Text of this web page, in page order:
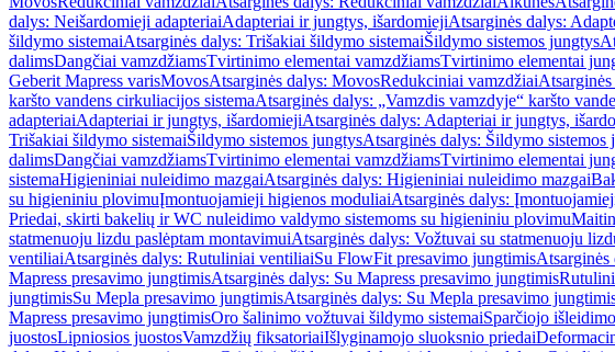
dalys: Neišardomieji adapteriaiAdapteriai ir jungtys, išardomiejiAtsarginės dalys:
šildymo sistemaiAtsarginės dalys: Trišakiai šildymo sistemaiŠildymo sistemos jungtys
dalimsDangčiai vamzdžiamsTvirtinimo elementai vamzdžiamsTvirtinimo elementai
Geberit Mapress varisMovosAtsarginės dalys: MovosRedukciniai vamzdžiai
karšto vandens cirkuliacijos sistemaAtsarginės dalys: „Vamzdis vamzdyje“ karšto
adapteriaiAdapteriai ir jungtys, išardomiejiAtsarginės dalys: Adapteriai ir jungtys,
Trišakiai šildymo sistemaiŠildymo sistemos jungtysAtsarginės dalys: Šildymo sistemos
dalimsDangčiai vamzdžiamsTvirtinimo elementai vamzdžiamsTvirtinimo elementai
sistemaHigieniniai nuleidimo mazgaiAtsarginės dalys: Higieniniai nuleidimo mazgai
su higieniniu plovimuĮmontuojamieji higienos moduliaiAtsarginės dalys:
Priedai, skirti bakelių ir WC nuleidimo valdymo sistemoms su higieniniu plovimu
statmenuoju lizdu paslėptam montavimuiAtsarginės dalys: Vožtuvai su statmenuoju
ventiliaiAtsarginės dalys: Rutuliniai ventiliaiSu FlowFit presavimo jungtimis
Mapress presavimo jungtimisAtsarginės dalys: Su Mapress presavimo jungtimis
jungtimisSu Mepla presavimo jungtimisAtsarginės dalys: Su Mepla presavimo
Mapress presavimo jungtimisOro šalinimo vožtuvai šildymo sistemaiSparčiojo
juostosLipniosios juostosVamzdžių fiksatoriaiIšlyginamojo sluoksnio priedai